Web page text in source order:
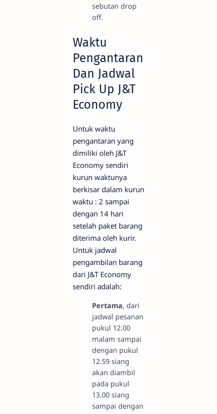
sebutan drop
off.
Waktu
Pengantaran
Dan Jadwal
Pick Up J&T
Economy
Untuk waktu
pengantaran yang
dimiliki oleh J&T
Economy sendiri
kurun waktunya
berkisar dalam kurun
waktu : 2 sampai
dengan 14 hari
setelah paket barang
diterima oleh kurir.
Untuk jadwal
pengambilan barang
dari J&T Economy
sendiri adalah:
Pertama, dari
jadwal pesanan
pukul 12.00
malam sampai
dengan pukul
12.59 siang
akan diambil
pada pukul
13.00 siang
sampai dengan